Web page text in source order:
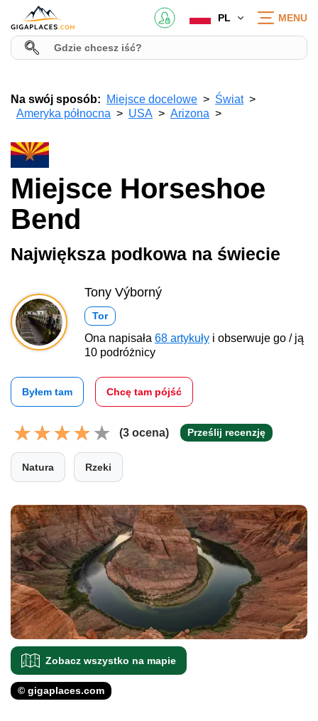
PL MENU
Na swój sposób: Miejsce docelowe
Świat
Ameryka północna
USA Arizona
Miejsce Horseshoe
Bend
Największa podkowa na świecie
Tony Výborný
Tor
Ona napisała 68 artykuły i obserwuje go / ją
10 podróżnicy
Byłem tam Chcę tam pójść
(3 ocena) Prześlij recenzję
Natura Rzeki
Zobacz wszystko na mapie
© gigaplaces.com